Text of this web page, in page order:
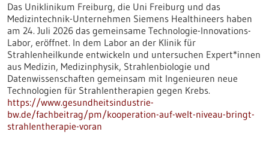
Das Uniklinikum Freiburg, die Uni Freiburg und das
Medizintechnik-Unternehmen Siemens Healthineers haben
am 24. Juli 2026 das gemeinsame Technologie-Innovations-
Labor, eröffnet. In dem Labor an der Klinik für
Strahlenheilkunde entwickeln und untersuchen Expert*innen
aus Medizin, Medizinphysik, Strahlenbiologie und
Datenwissenschaften gemeinsam mit Ingenieuren neue
Technologien für Strahlentherapien gegen Krebs.
https://www.gesundheitsindustrie-
bw.de/fachbeitrag/pm/kooperation-auf-welt-niveau-bringt-
strahlentherapie-voran